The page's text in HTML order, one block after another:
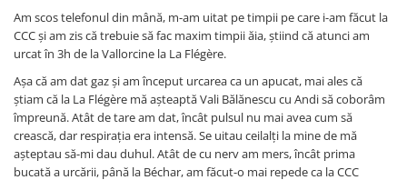
Am scos telefonul din mână, m-am uitat pe timpii pe care i-am făcut la
CCC și am zis că trebuie să fac maxim timpii ăia, știind că atunci am
urcat în 3h de la Vallorcine la La Flégère.
Așa că am dat gaz și am început urcarea ca un apucat, mai ales că
știam că la La Flégère mă așteaptă Vali Bălănescu cu Andi să coborâm
împreună. Atât de tare am dat, încât pulsul nu mai avea cum să
crească, dar respirația era intensă. Se uitau ceilalți la mine de mă
așteptau să-mi dau duhul. Atât de cu nerv am mers, încât prima
bucată a urcării, până la Béchar, am făcut-o mai repede ca la CCC